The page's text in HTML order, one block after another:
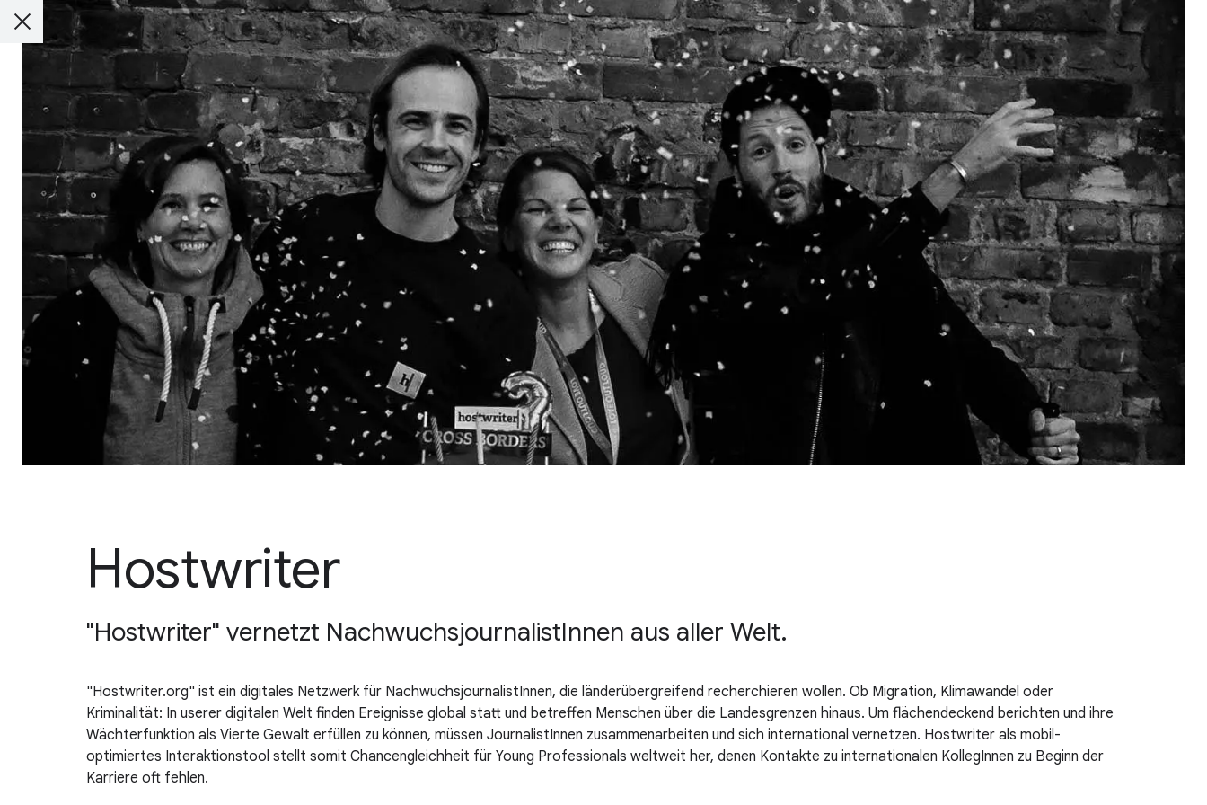
Hostwriter
"Hostwriter" vernetzt NachwuchsjournalistInnen aus aller Welt.
"Hostwriter.org" ist ein digitales Netzwerk für NachwuchsjournalistInnen, die länderübergreifend recherchieren wollen. Ob Migration, Klimawandel oder
Kriminalität: In userer digitalen Welt finden Ereignisse global statt und betreffen Menschen über die Landesgrenzen hinaus. Um flächendeckend berichten und ihre
Wächterfunktion als Vierte Gewalt erfüllen zu können, müssen JournalistInnen zusammenarbeiten und sich international vernetzen. Hostwriter als mobil-
optimiertes Interaktionstool stellt somit Chancengleichheit für Young Professionals weltweit her, denen Kontakte zu internationalen KollegInnen zu Beginn der
Karriere oft fehlen.